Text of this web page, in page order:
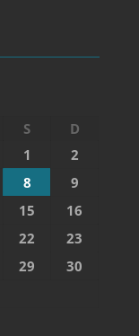
S
D
1
2
8
9
15
16
22
23
29
30